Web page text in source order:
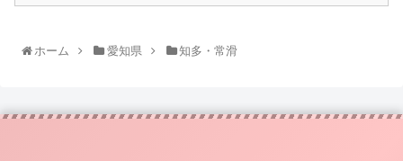
ホーム 愛知県 知多・常滑